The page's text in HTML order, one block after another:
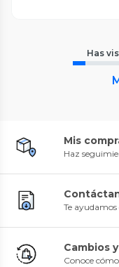
Has
Mis
Haz
Te
Cambios
Conoce